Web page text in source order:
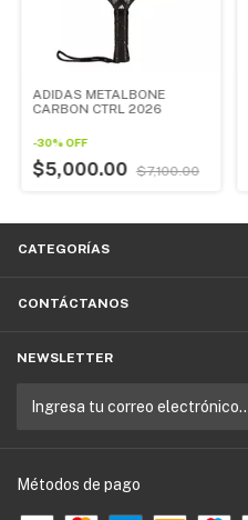
ADIDAS METALBONE
CARBON CTRL 2026
-30%OFF
$5,000.00 $7,100.00
CATEGORÍAS
CONTÁCTANOS
NEWSLETTER
Métodos de pago